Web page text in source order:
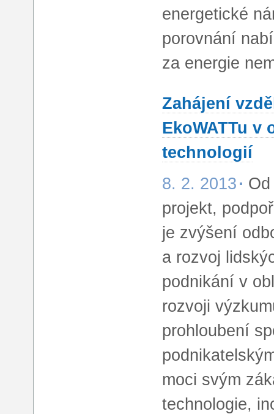
energetické
porovnání
za energie
Zahájení
EkoWATTu
technologií
8. 2. 2013
projekt,
je zvýšení
a rozvoj
podnikání v
rozvoji
prohloubení
moci svým
technologie,